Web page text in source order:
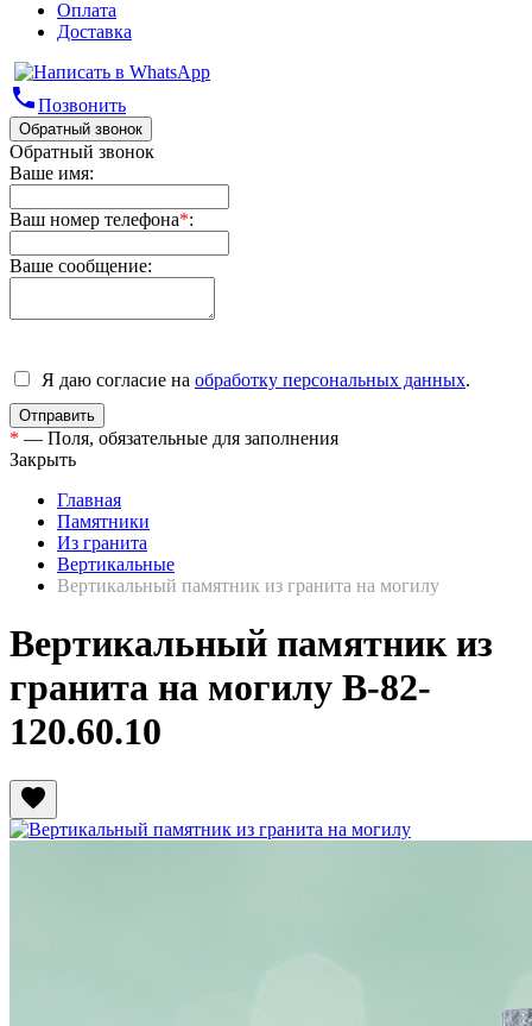
Оплата
Доставка
phoneПозвонить
Обратный звонок
Обратный звонок
Ваше имя:
Ваш номер телефона*:
Ваше сообщение:
Я даю согласие на обработку персональных данных.
* — Поля, обязательные для заполнения
Закрыть
Главная
Памятники
Из гранита
Вертикальные
Вертикальный памятник из гранита на могилу
Вертикальный памятник из
гранита на могилу В-82-
120.60.10
favorite